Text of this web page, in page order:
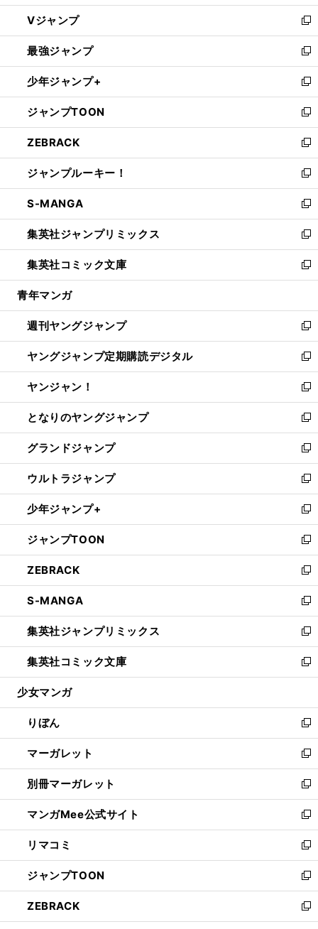
ウ
ィ
ン
ド
ウ
で
開
く
し
い
ウ
ィ
ン
ド
ウ
で
開
く
Vジャンプ
新
し
い
ウ
ィ
ン
ド
ウ
で
開
く
最強ジャンプ
新
し
い
ウ
ィ
ン
ド
ウ
で
開
く
少年ジャンプ+
新
し
い
ウ
ィ
ン
ド
ウ
で
開
く
ジャンプTOON
新
し
い
ウ
ィ
ン
ド
ウ
で
開
く
ZEBRACK
新
し
い
ウ
ィ
ン
ド
ウ
で
開
ジャンプルーキー！
新
し
い
ウ
ィ
ン
ド
ウ
開
く
S-MANGA
新
し
い
ウ
ィ
ン
ウ
で
開
く
集英社ジャンプリミックス
新
し
い
ウ
ン
ド
ウ
で
開
く
集英社コミック文庫
新
し
ウ
ィ
ン
ド
ウ
で
開
く
青年マンガ
週刊ヤングジャンプ
新
し
い
ウ
ィ
ン
ド
ウ
で
開
く
ヤングジャンプ定期購読デジタル
新
し
い
ウ
ィ
ン
ド
ウ
で
開
く
ヤンジャン！
新
し
い
ウ
ィ
ン
ド
ウ
で
開
く
となりのヤングジャンプ
新
し
い
ウ
ィ
ン
ド
ウ
で
開
く
グランドジャンプ
新
し
い
ウ
ィ
ン
ド
ウ
で
開
く
ウルトラジャンプ
新
し
い
ウ
ィ
ン
ド
ウ
で
開
く
少年ジャンプ+
新
し
い
ウ
ィ
ン
ド
ウ
で
開
く
ジャンプTOON
新
し
い
ウ
ィ
ン
ド
ウ
で
開
ZEBRACK
新
し
い
ウ
ィ
ン
ド
ウ
開
く
S-MANGA
新
し
い
ウ
ィ
ン
ウ
で
開
く
集英社ジャンプリミックス
新
し
い
ウ
ン
ド
ウ
で
開
く
集英社コミック文庫
新
し
ウ
ィ
ン
ド
ウ
で
開
く
少女マンガ
りぼん
新
し
い
ウ
ィ
ン
ド
ウ
で
開
く
マーガレット
新
し
い
ウ
ィ
ン
ド
ウ
で
開
く
別冊マーガレット
新
し
い
ウ
ィ
ン
ド
ウ
で
開
マンガMee公式サイト
新
し
い
ウ
ィ
ン
ド
ウ
リマコミ
新
し
い
ウ
ィ
ン
ジャンプTOON
新
し
い
ウ
ZEBRACK
新
し